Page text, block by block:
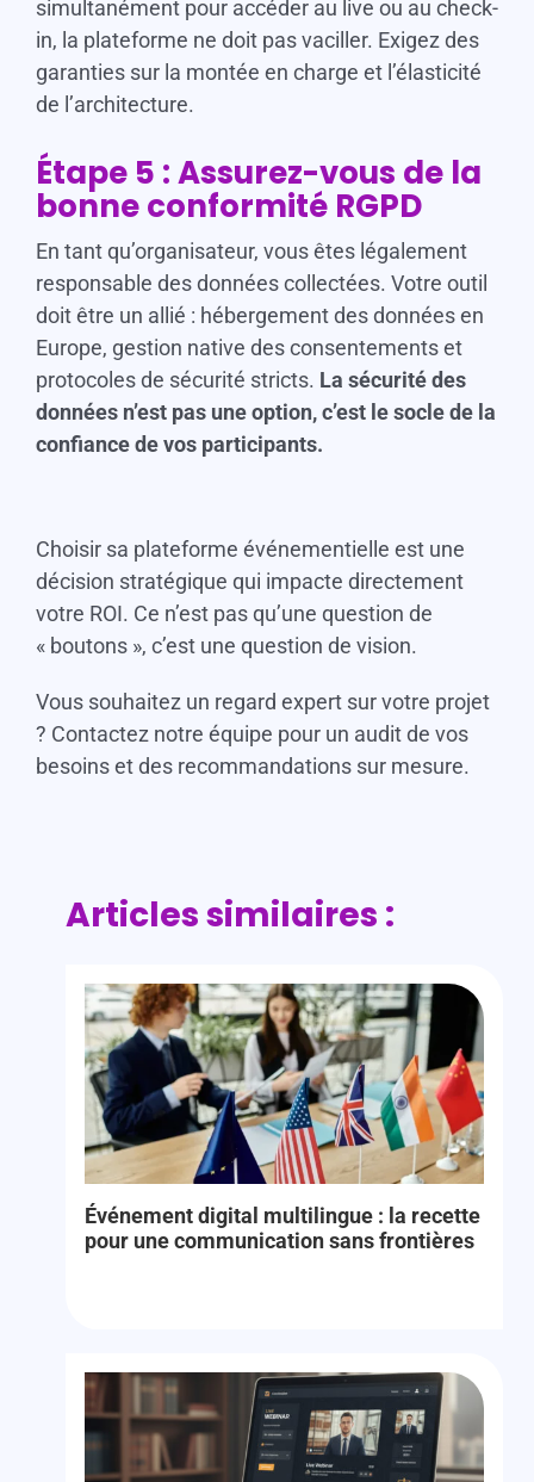
simultanément pour accéder au live ou au check-
in, la plateforme ne doit pas vaciller. Exigez des
garanties sur la montée en charge et l’élasticité
de l’architecture.
Étape 5 : Assurez-vous de la
bonne conformité RGPD
En tant qu’organisateur, vous êtes légalement
responsable des données collectées. Votre outil
doit être un allié : hébergement des données en
Europe, gestion native des consentements et
protocoles de sécurité stricts. La sécurité des
données n’est pas une option, c’est le socle de la
confiance de vos participants.
Choisir sa plateforme événementielle est une
décision stratégique qui impacte directement
votre ROI. Ce n’est pas qu’une question de
« boutons », c’est une question de vision.
Vous souhaitez un regard expert sur votre projet
? Contactez notre équipe pour un audit de vos
besoins et des recommandations sur mesure.
Articles similaires :
Événement digital multilingue : la recette
pour une communication sans frontières